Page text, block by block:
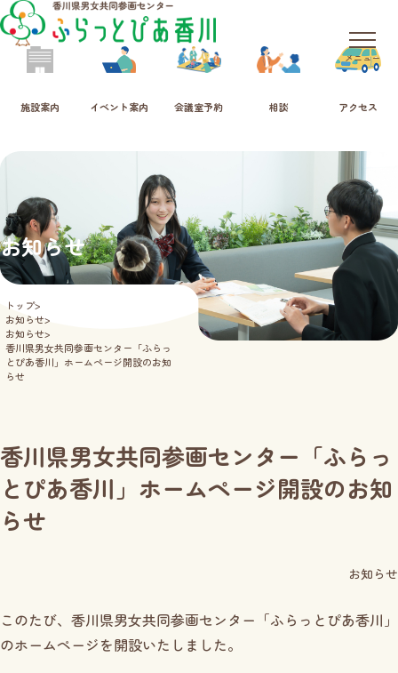
施設案内 イベント案内 会議室予約 相談 アクセス
メニュー
お知らせ
トップ
お知らせ
お知らせ
香川県男女共同参画センター「ふらっ
とぴあ香川」ホームページ開設のお知
らせ
香川県男女共同参画センター「ふらっ
とぴあ香川」ホームページ開設のお知
らせ
お知らせ
このたび、香川県男女共同参画センター「ふらっとぴあ香川」
のホームページを開設いたしました。